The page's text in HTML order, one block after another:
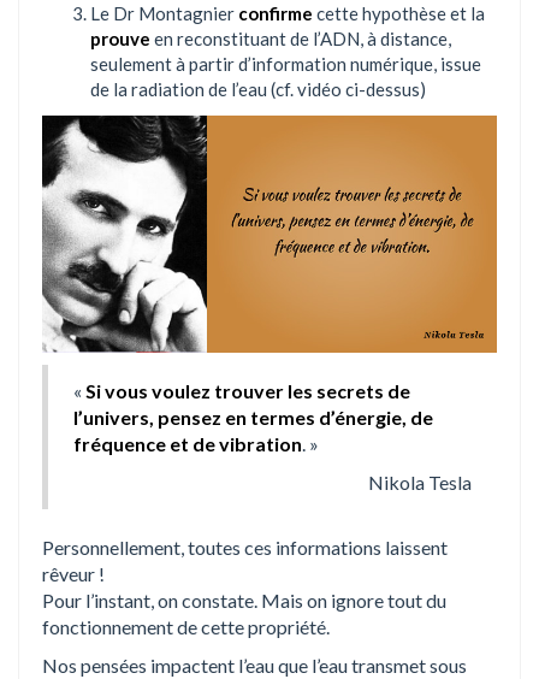
Le Dr Montagnier confirme cette hypothèse et la
prouve en reconstituant de l’ADN, à distance,
seulement à partir d’information numérique, issue
de la radiation de l’eau (cf. vidéo ci-dessus)
« Si vous voulez trouver les secrets de
l’univers, pensez en termes d’énergie, de
fréquence et de vibration . »
Nikola Tesla
Personnellement, toutes ces informations laissent
rêveur !
Pour l’instant, on constate. Mais on ignore tout du
fonctionnement de cette propriété.
Nos pensées impactent l’eau que l’eau transmet sous